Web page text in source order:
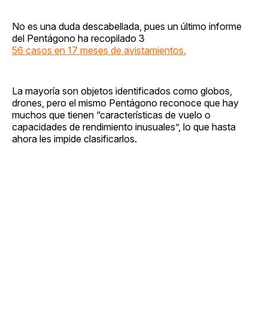
No es una duda descabellada, pues un último informe
del Pentágono ha recopilado 3
56 casos en 17 meses de avistamientos.
La mayoría son objetos identificados como globos,
drones, pero el mismo Pentágono reconoce que hay
muchos que tienen “características de vuelo o
capacidades de rendimiento inusuales”, lo que hasta
ahora les impide clasificarlos.